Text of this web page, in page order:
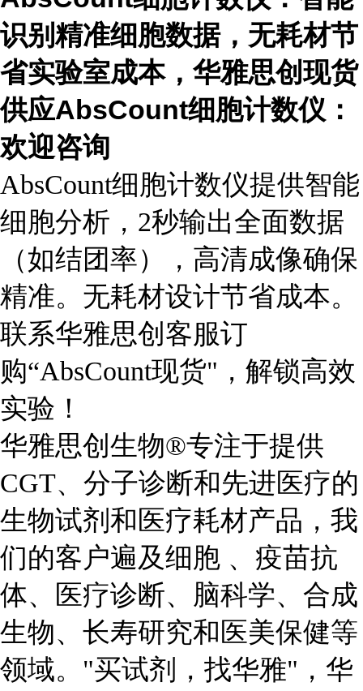
识别精准细胞数据，无耗材节
省实验室成本，华雅思创现货
供应AbsCount细胞计数仪：
欢迎咨询
AbsCount细胞计数仪提供智能
细胞分析，2秒输出全面数据
（如结团率），高清成像确保
精准。无耗材设计节省成本。
联系华雅思创客服订
购“AbsCount现货"，解锁高效
实验！
华雅思创生物®专注于提供
CGT、分子诊断和先进医疗的
生物试剂和医疗耗材产品，我
们的客户遍及细胞 、疫苗抗
体、医疗诊断、脑科学、合成
生物、长寿研究和医美保健等
领域。"买试剂，找华雅"，华